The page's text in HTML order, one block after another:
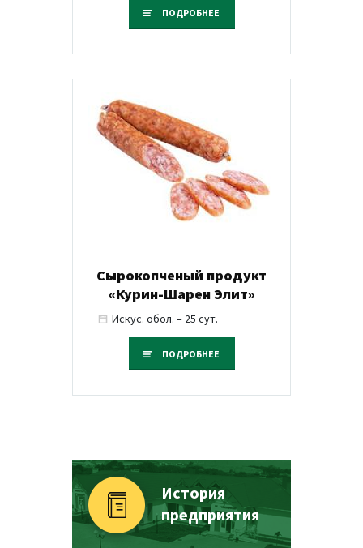
ПОДРОБНЕЕ
Сырокопченый продукт
«Курин-Шарен Элит»
Искус. обол. – 25 сут.
ПОДРОБНЕЕ
История
предприятия